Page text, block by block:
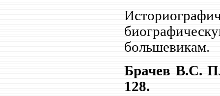
большевикам.
Брачев В.С.
128.